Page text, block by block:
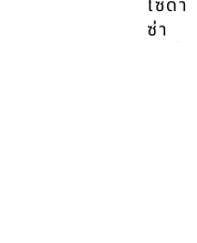
โซดา
ซ่า